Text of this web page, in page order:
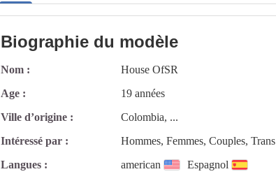
Biographie du modèle
Nom :
House OfSR
Age :
19 années
Ville d’origine :
Colombia, ...
Intéressé par :
Hommes, Femmes, Couples, Trans
Langues :
american Espagnol